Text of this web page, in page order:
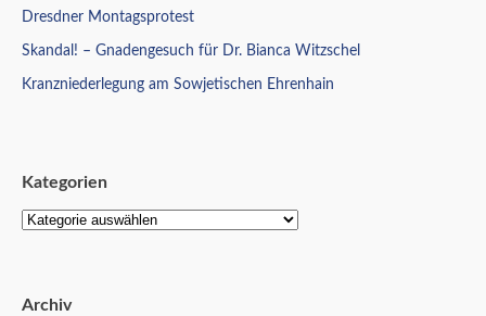
Dresdner Montagsprotest
Skandal! – Gnadengesuch für Dr. Bianca Witzschel
Kranzniederlegung am Sowjetischen Ehrenhain
Kategorien
Archiv